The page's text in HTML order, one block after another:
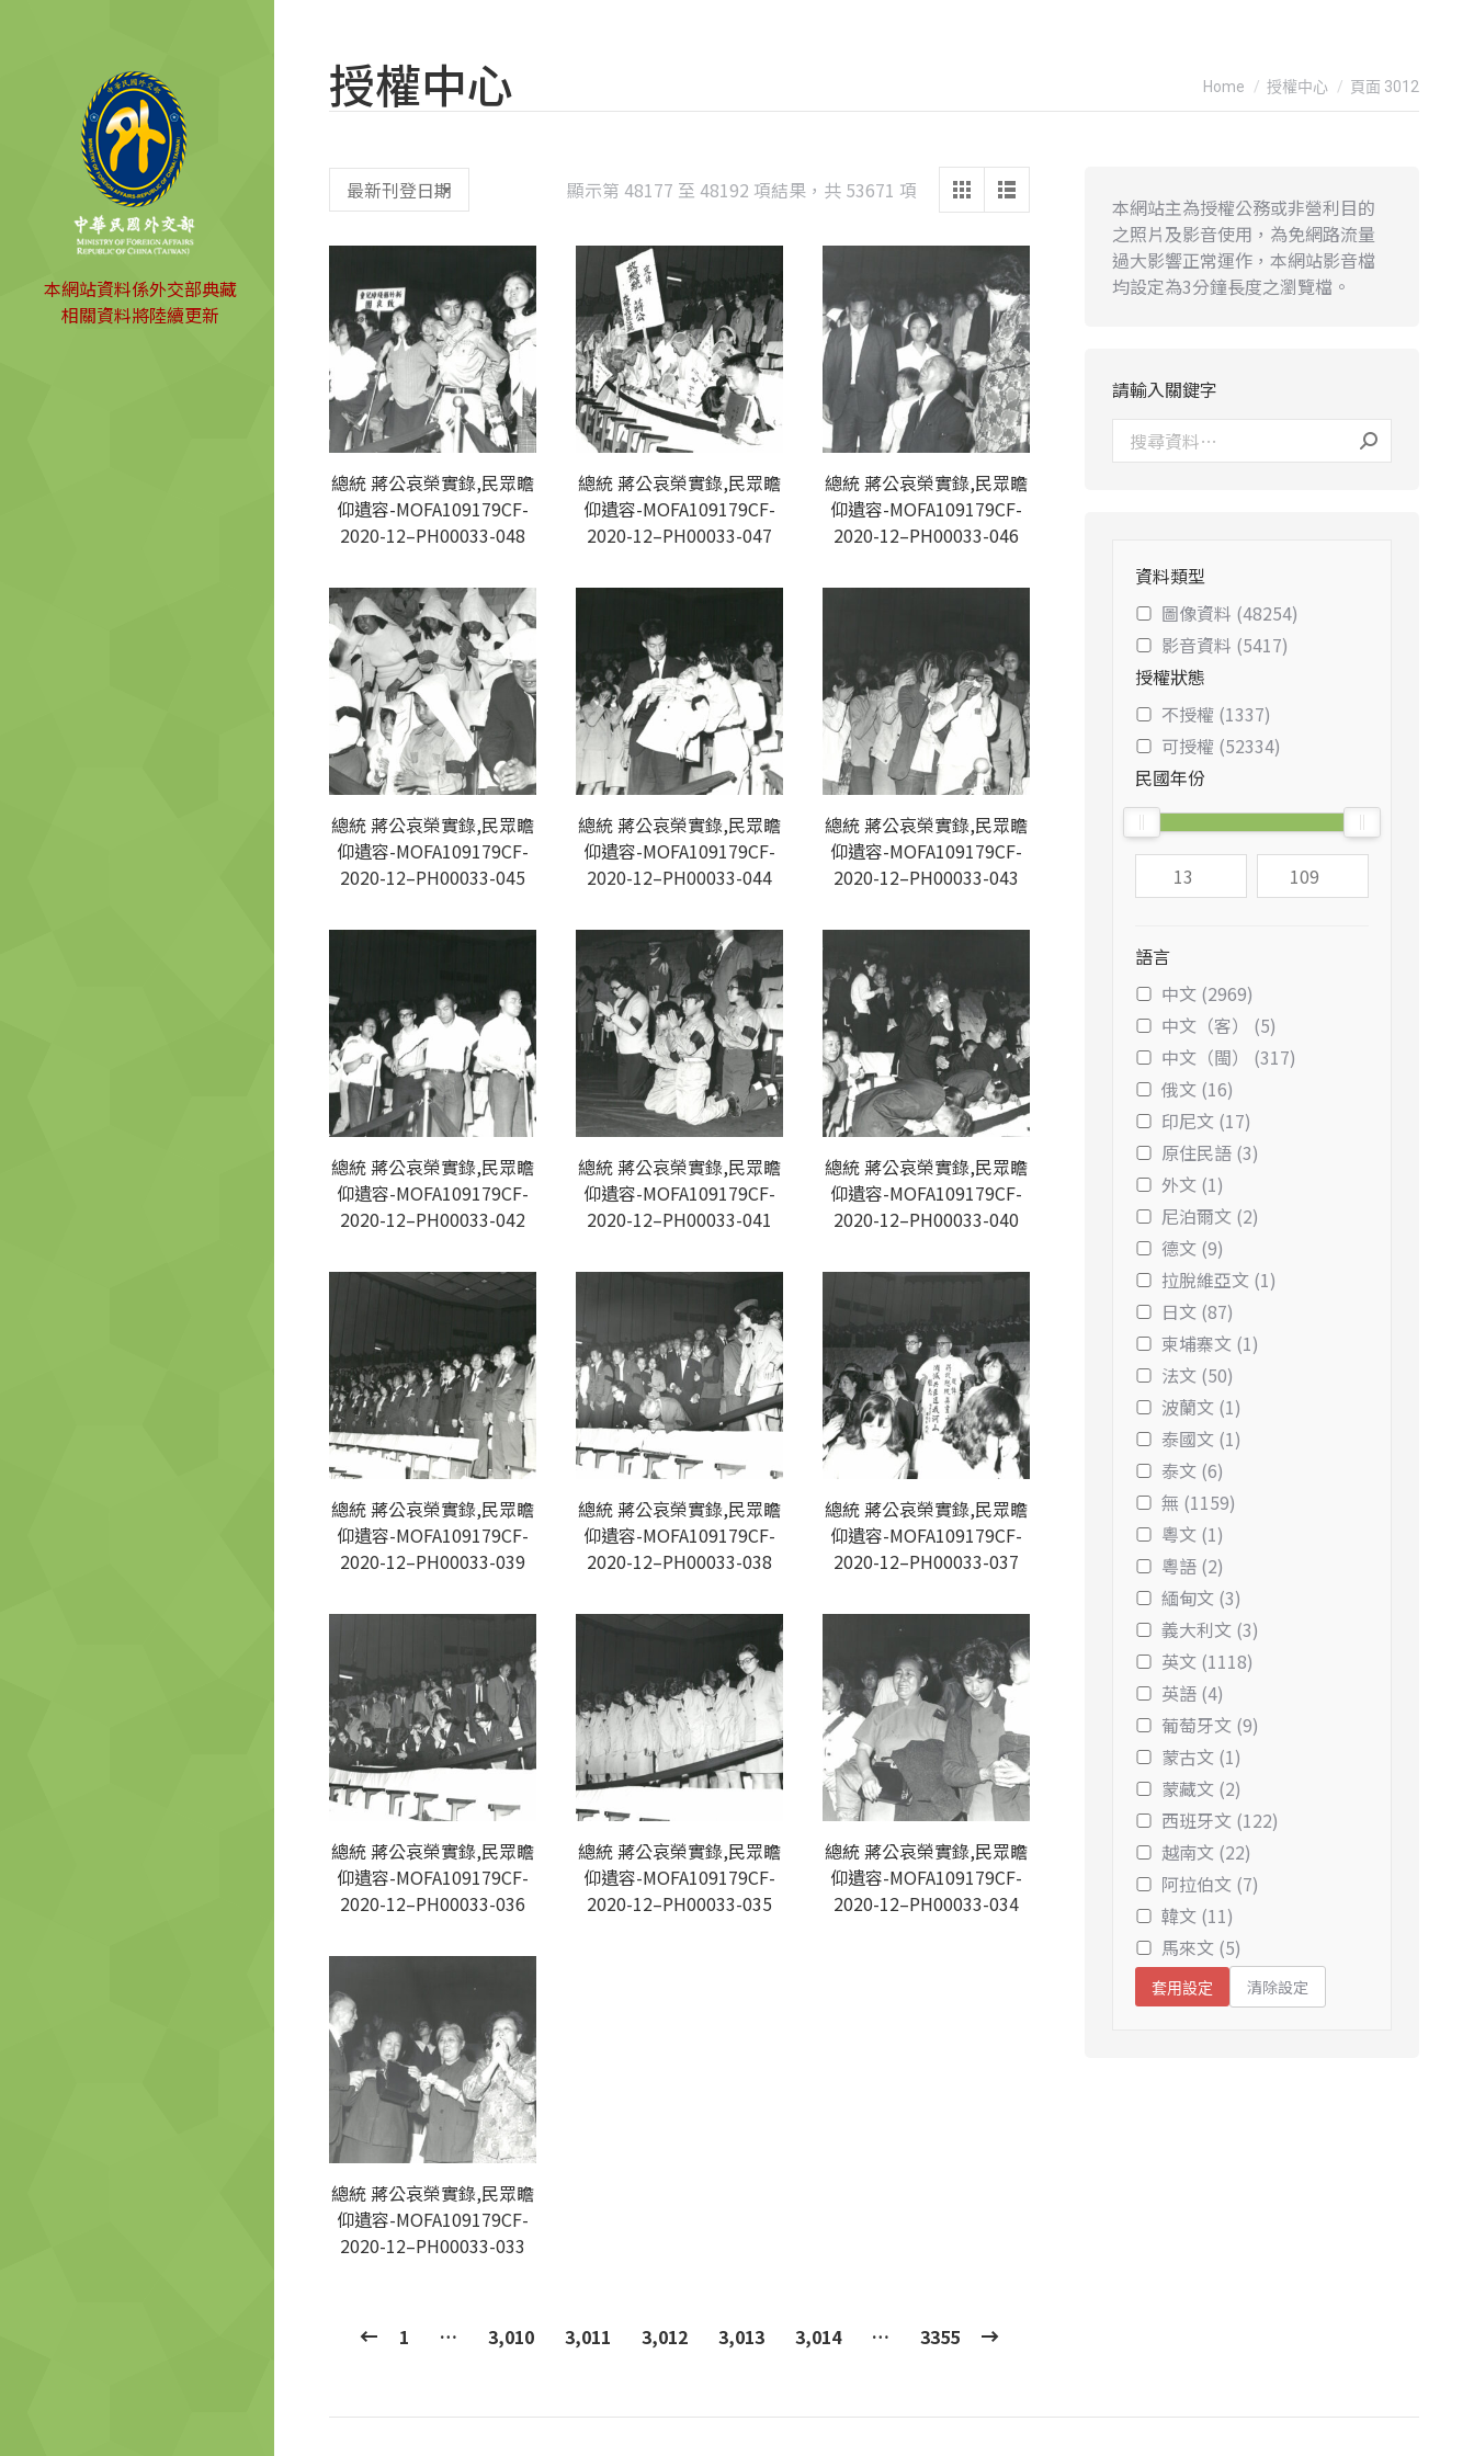
本網站資料係外交部典藏
相關資料將陸續更新
授權中心 You are here:
Home 授權中心 頁面 3012
顯示第 48177 至 48192 項結果，共 53671 項 Sorted
latest
總統 蔣公哀榮實錄,民眾瞻
仰遺容-MOFA109179CF-
2020-12–PH00033-048
總統 蔣公哀榮實錄,民眾瞻
仰遺容-MOFA109179CF-
2020-12–PH00033-047
總統 蔣公哀榮實錄,民眾瞻
仰遺容-MOFA109179CF-
2020-12–PH00033-046
總統 蔣公哀榮實錄,民眾瞻
仰遺容-MOFA109179CF-
2020-12–PH00033-045
總統 蔣公哀榮實錄,民眾瞻
仰遺容-MOFA109179CF-
2020-12–PH00033-044
總統 蔣公哀榮實錄,民眾瞻
仰遺容-MOFA109179CF-
2020-12–PH00033-043
總統 蔣公哀榮實錄,民眾瞻
仰遺容-MOFA109179CF-
2020-12–PH00033-042
總統 蔣公哀榮實錄,民眾瞻
仰遺容-MOFA109179CF-
2020-12–PH00033-041
總統 蔣公哀榮實錄,民眾瞻
仰遺容-MOFA109179CF-
2020-12–PH00033-040
總統 蔣公哀榮實錄,民眾瞻
仰遺容-MOFA109179CF-
2020-12–PH00033-039
總統 蔣公哀榮實錄,民眾瞻
仰遺容-MOFA109179CF-
2020-12–PH00033-038
總統 蔣公哀榮實錄,民眾瞻
仰遺容-MOFA109179CF-
2020-12–PH00033-037
總統 蔣公哀榮實錄,民眾瞻
仰遺容-MOFA109179CF-
2020-12–PH00033-036
總統 蔣公哀榮實錄,民眾瞻
仰遺容-MOFA109179CF-
2020-12–PH00033-035
總統 蔣公哀榮實錄,民眾瞻
仰遺容-MOFA109179CF-
2020-12–PH00033-034
總統 蔣公哀榮實錄,民眾瞻
仰遺容-MOFA109179CF-
2020-12–PH00033-033
1 … 3,010 3,011 3,012 3,013 3,014 … 3355
本網站主為授權公務或非營利目的
之照片及影音使用，為免網路流量
過大影響正常運作，本網站影音檔
均設定為3分鐘長度之瀏覽檔。
請輸入關鍵字
資料類型
圖像資料 (48254)
影音資料 (5417)
授權狀態
不授權 (1337)
可授權 (52334)
民國年份
語言
中文 (2969)
中文（客） (5)
中文（閩） (317)
俄文 (16)
印尼文 (17)
原住民語 (3)
外文 (1)
尼泊爾文 (2)
德文 (9)
拉脫維亞文 (1)
日文 (87)
柬埔寨文 (1)
法文 (50)
波蘭文 (1)
泰國文 (1)
泰文 (6)
無 (1159)
粵文 (1)
粵語 (2)
緬甸文 (3)
義大利文 (3)
英文 (1118)
英語 (4)
葡萄牙文 (9)
蒙古文 (1)
蒙藏文 (2)
西班牙文 (122)
越南文 (22)
阿拉伯文 (7)
韓文 (11)
馬來文 (5)
套用設定 清除設定